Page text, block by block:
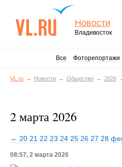
Новости
Владивосток
Все Фоторепортажи
VL.ru Новости Общество 2026
2 марта 2026
← 20 21 22 23 24 25 26 27 28
08:57, 2 марта 2026